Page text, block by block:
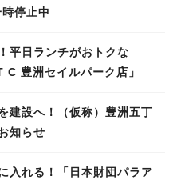
停止中
平日ランチがおトクな
C 豊洲セイルパーク店」
建設へ！（仮称）豊洲五丁
知らせ
入れる！「日本財団パラア